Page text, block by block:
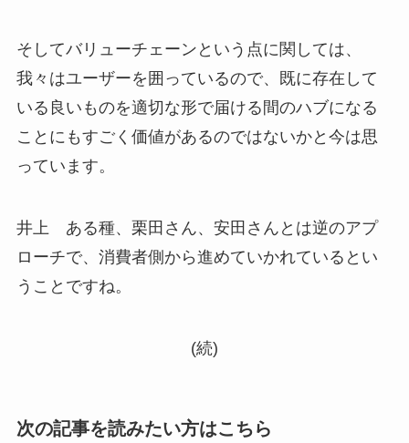
そしてバリューチェーンという点に関しては、
我々はユーザーを囲っているので、既に存在して
いる良いものを適切な形で届ける間のハブになる
ことにもすごく価値があるのではないかと今は思
っています。
井上 ある種、栗田さん、安田さんとは逆のアプ
ローチで、消費者側から進めていかれているとい
うことですね。
(続)
次の記事を読みたい方はこちら